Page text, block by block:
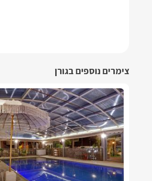
צימרים נוספים בגורן